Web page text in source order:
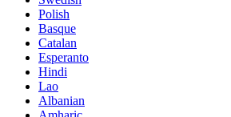
Polish
Basque
Catalan
Esperanto
Hindi
Lao
Albanian